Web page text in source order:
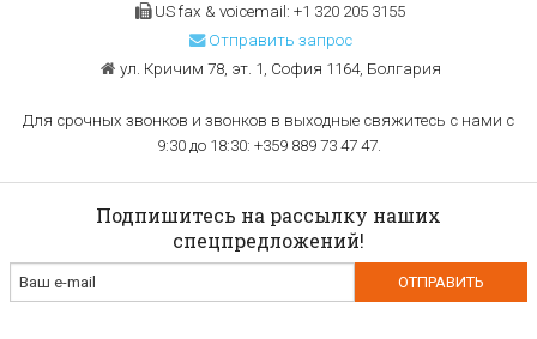
US fax & voicemail: +1 320 205 3155
Отправить запрос
ул. Кричим 78, эт. 1, София 1164, Болгария
Для срочных звонков и звонков в выходные свяжитесь с нами с
9:30 до 18:30: +359 889 73 47 47.
Подпишитесь на рассылку наших
спецпредложений!